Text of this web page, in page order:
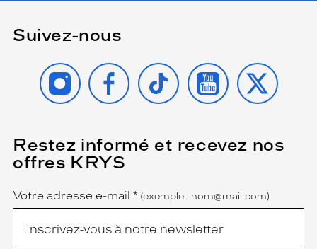
Suivez-nous
INSTAGRAMFACEBOOK
TIKTOK YOUTUBE
X
Restez informé et recevez nos
offres KRYS
Name
Votre adresse e-mail *
(Ce
champ
est
(exemple : nom@mail.com)